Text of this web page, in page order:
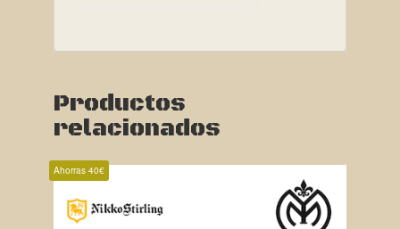
Productos
relacionados
Ahorras 40€